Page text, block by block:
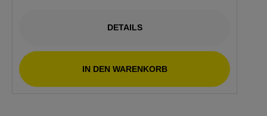
DETAILS
IN DEN WARENKORB